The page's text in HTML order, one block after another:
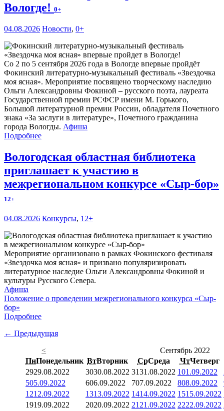
Вологде! 0+
04.08.2026 Новости, 0+
Со 2 по 5 сентября 2026 года в Вологде впервые пройдёт
Фокинский литературно-музыкальный фестиваль «Звездочка
моя ясная». Мероприятие посвящено творческому наследию
Ольги Александровны Фокиной – русского поэта, лауреата
Государственной премии РСФСР имени М. Горького,
Большой литературной премии России, обладателя Почетного
знака «За заслуги в литературе», Почетного гражданина
города Вологды. Афиша
Подробнее
Вологодская областная библиотека
приглашает к участию в
межрегиональном конкурсе «Сыр-бор»
12+
04.08.2026 Конкурсы, 12+
Мероприятие организовано в рамках Фокинского фестиваля
«Звездочка моя ясная» и призвано популяризировать
литературное наследие Ольги Александровны Фокиной и
культуры Русского Севера.
Афиша
Положение о проведении межрегионального конкурса «Сыр-
бор»
Подробнее
← Предыдущая
<
Сентябрь 2022
ПнПонедельник ВтВторник СрСреда ЧтЧетверг
2929.08.2022 3030.08.2022 3131.08.2022 101.09.2022
505.09.2022 606.09.2022 707.09.2022 808.09.2022
1212.09.2022 1313.09.2022 1414.09.2022 1515.09.2022
1919.09.2022 2020.09.2022 21 21.09.2022 2222.09.2022